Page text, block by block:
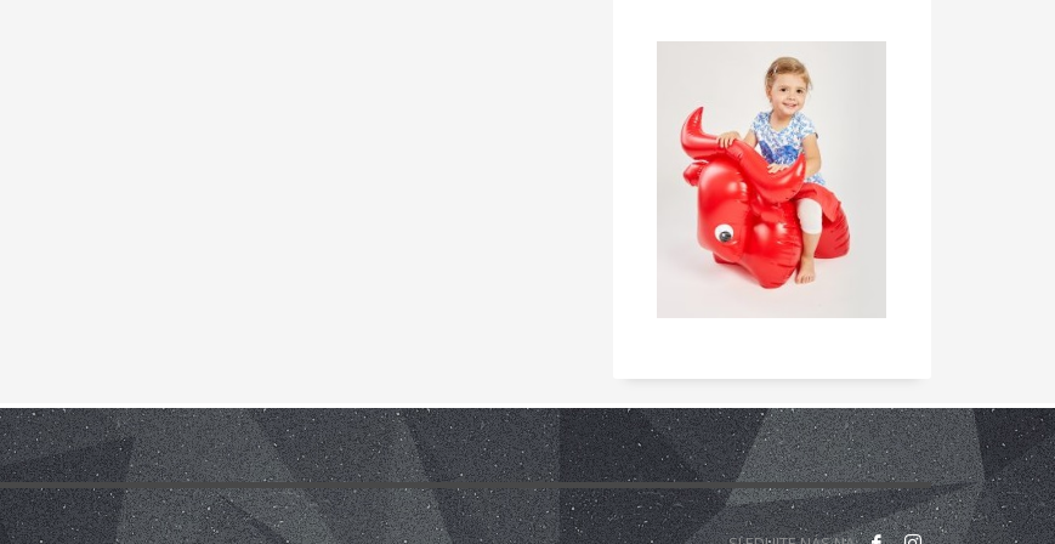
pro sociálně znevýhodněné rodiny, specificky pro rodiny s ohroženými dětmi. Pobyt v místnosti Snoezelen je
zároveň o efektivní metodu řešení civilizačních problémů. Pozitivní vliv této metody je vidět u poruch jako jsou
Místnost Snoezelen je speciálně upravená a jejím cílem je působit na všechny
Otázky, kterými se projekt zabývá, jsou dále uplatnění mládeže na trhu práce, sebepoznání
práce v rámci jednotlivých zemí a EU, interkulturní dialog, zlepšení kvality služeb při práci s mládeží a mezinárodní
s nezaměstnanou mládeží. Shrnou výsledky výměny mládeže a zároveň budou hledat další nové přístupy pro práci
course bude probíhat 23. - 29. 8. 2015. Projekt je financován z programu Erasmus+.
- partnerství v programu Erasmus + Výstupy projektu strategie partnerství zahrnují také „banku“ nápadů aktivit pro práci
veřejnosti a metodiku shrnující všechny získané poznatky. Na závěr projektu se také uskuteční souhrnná konference